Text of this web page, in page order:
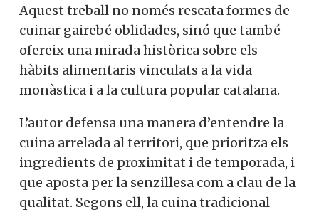
Aquest treball no només rescata formes de
cuinar gairebé oblidades, sinó que també
ofereix una mirada històrica sobre els
hàbits alimentaris vinculats a la vida
monàstica i a la cultura popular catalana.
L’autor defensa una manera d’entendre la
cuina arrelada al territori, que prioritza els
ingredients de proximitat i de temporada, i
que aposta per la senzillesa com a clau de la
qualitat. Segons ell, la cuina tradicional